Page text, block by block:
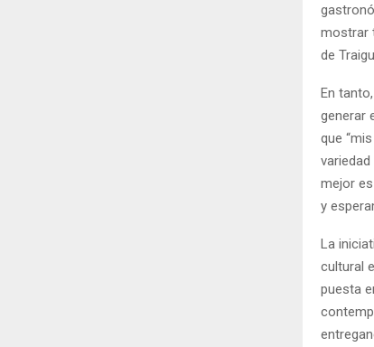
mostrar
de
En
generar
que
mejor
y
La
cultural
puesta